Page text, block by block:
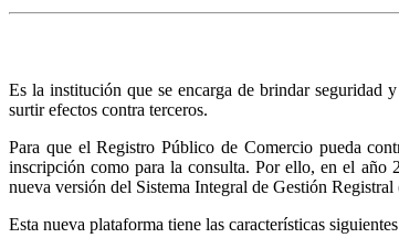
Es la institución que se encarga de brindar seguridad
surtir efectos contra terceros.
Para que el Registro Público de Comercio pueda
inscripción como para la consulta. Por ello, en el año
nueva versión del Sistema Integral de Gestión
Esta nueva plataforma tiene las características